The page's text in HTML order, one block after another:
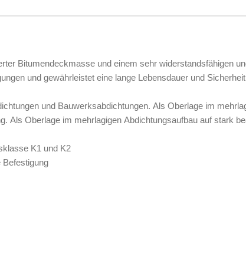
Bitumendeckmasse und einem sehr widerstandsfähigen
und gewährleistet eine lange Lebensdauer und
Bauwerksabdichtungen. Als Oberlage im mehrlagigen Abdichtungsaufbau bei
in Anwendungsklasse K1 und K2